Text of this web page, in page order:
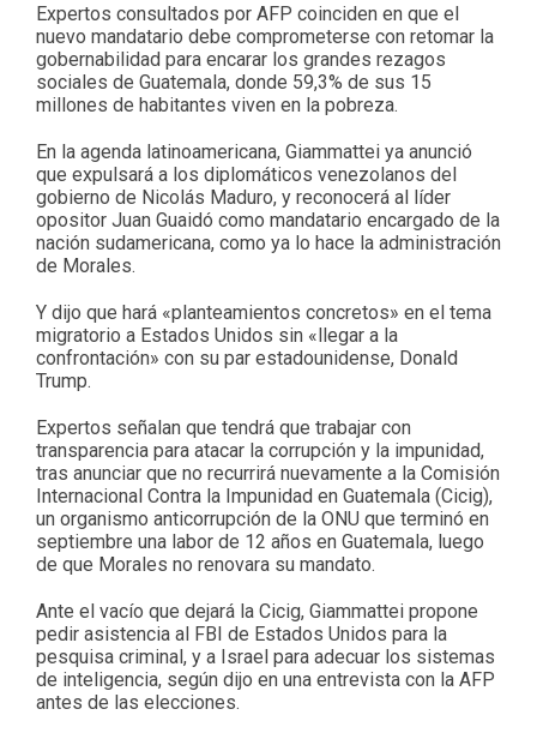
Expertos consultados por AFP coinciden en que el
nuevo mandatario debe comprometerse con retomar la
gobernabilidad para encarar los grandes rezagos
sociales de Guatemala, donde 59,3% de sus 15
millones de habitantes viven en la pobreza.
En la agenda latinoamericana, Giammattei ya anunció
que expulsará a los diplomáticos venezolanos del
gobierno de Nicolás Maduro, y reconocerá al líder
opositor Juan Guaidó como mandatario encargado de la
nación sudamericana, como ya lo hace la administración
de Morales.
Y dijo que hará «planteamientos concretos» en el tema
migratorio a Estados Unidos sin «llegar a la
confrontación» con su par estadounidense, Donald
Trump.
Expertos señalan que tendrá que trabajar con
transparencia para atacar la corrupción y la impunidad,
tras anunciar que no recurrirá nuevamente a la Comisión
Internacional Contra la Impunidad en Guatemala (Cicig),
un organismo anticorrupción de la ONU que terminó en
septiembre una labor de 12 años en Guatemala, luego
de que Morales no renovara su mandato.
Ante el vacío que dejará la Cicig, Giammattei propone
pedir asistencia al FBI de Estados Unidos para la
pesquisa criminal, y a Israel para adecuar los sistemas
de inteligencia, según dijo en una entrevista con la AFP
antes de las elecciones.